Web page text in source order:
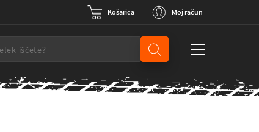
Košarica Moj račun